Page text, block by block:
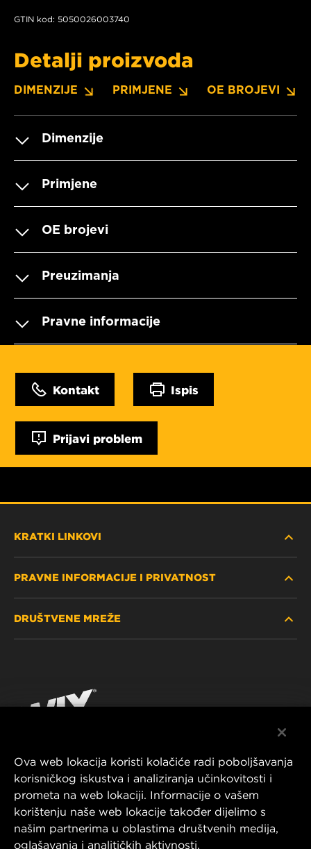
GTIN kod: 5050026003740
Detalji proizvoda
DIMENZIJE PRIMJENE OE BROJEVI
Dimenzije
Primjene
OE brojevi
Preuzimanja
Pravne informacije
Kontakt Ispis
Prijavi problem
KRATKI LINKOVI
GDJE KUPITI
KONTAKTIRAJTE NAS
PRAVNE INFORMACIJE I PRIVATNOST
IMPRESSUM
DRUŠTVENE MREŽE
YouTube
MANN+HUMMEL FT Poland
ul. Wrocławska 145,
63-800 GOSTYŃ, POLAND
Tel. +48 65 572 89 00
Ova web lokacija koristi kolačiće radi poboljšavanja
korisničkog iskustva i analiziranja učinkovitosti i
prometa na web lokaciji. Informacije o vašem
korištenju naše web lokacije također dijelimo s
našim partnerima u oblastima društvenih medija,
oglašavanja i analitičkih aktivnosti.